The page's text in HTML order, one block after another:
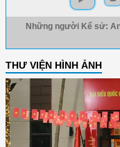
Những người Kể sử:
THƯ VIỆN HÌNH ẢNH